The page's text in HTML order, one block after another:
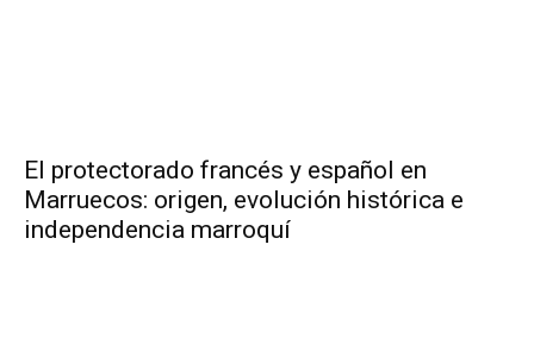
El protectorado francés y español en
Marruecos: origen, evolución histórica e
independencia marroquí